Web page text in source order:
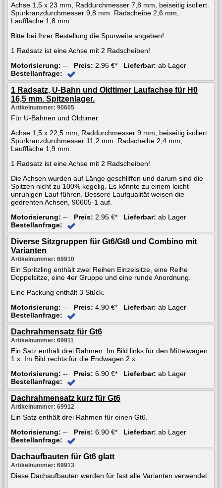
Achse 1,5 x 23 mm, Raddurchmesser 7,8 mm, beiseitig isoliert.
Spurkranzdurchmesser 9,8 mm. Radscheibe 2,6 mm,
Lauffläche 1,8 mm.
Bitte bei Ihrer Bestellung die Spurweite angeben!
1 Radsatz ist eine Achse mit 2 Radscheiben!
Motorisierung: -- Preis: 2.95 €* Lieferbar: ab Lager
Bestellanfrage:
1 Radsatz, U-Bahn und Oldtimer Laufachse für H0
16,5 mm. Spitzenlager.
Artikelnummer: 90605
Für U-Bahnen und Oldtimer
Achse 1,5 x 22,5 mm, Raddurchmesser 9 mm, beiseitig isoliert.
Spurkranzdurchmesser 11,2 mm. Radscheibe 2,4 mm,
Lauffläche 1,9 mm.
1 Radsatz ist eine Achse mit 2 Radscheiben!
Die Achsen wurden auf Länge geschliffen und darum sind die
Spitzen nicht zu 100% kegelig. Es könnte zu einem leicht
unruhigen Lauf führen. Bessere Laufqualität weisen die
gedrehten Achsen, 90605-1 auf.
Motorisierung: -- Preis: 2.95 €* Lieferbar: ab Lager
Bestellanfrage:
Diverse Sitzgruppen für Gt6/Gt8 und Combino mit
Varianten
Artikelnummer: 69910
Ein Spritzling enthält zwei Reihen Einzelsitze, eine Reihe
Doppelsitze, eine 4er Gruppe und eine runde Anordnung.
Eine Packung enthält 3 Stück.
Motorisierung: -- Preis: 4.90 €* Lieferbar: ab Lager
Bestellanfrage:
Dachrahmensatz für Gt6
Artikelnummer: 69911
Ein Satz enthält drei Rahmen. Im Bild links für den Mittelwagen
1 x. Im Bild rechts für die Endwagen 2 x
Motorisierung: -- Preis: 6.90 €* Lieferbar: ab Lager
Bestellanfrage:
Dachrahmensatz kurz für Gt6
Artikelnummer: 69912
Ein Satz enthält drei Rahmen für einen Gt6.
Motorisierung: -- Preis: 6.90 €* Lieferbar: ab Lager
Bestellanfrage:
Dachaufbauten für Gt6 glatt
Artikelnummer: 69913
Diese Dachaufbauten werden für fast alle Varianten verwendet.